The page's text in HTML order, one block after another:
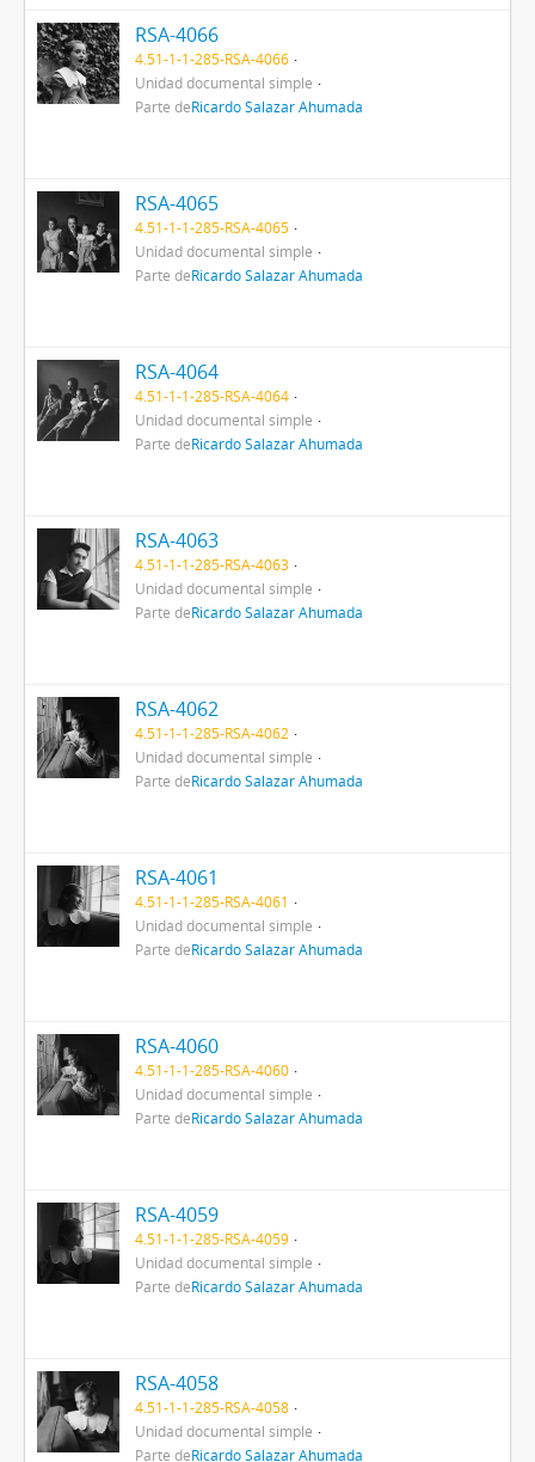
RSA-4066
4.51-1-1-285-RSA-4066
Unidad documental simple
Parte deRicardo Salazar Ahumada
RSA-4065
4.51-1-1-285-RSA-4065
Unidad documental simple
Parte deRicardo Salazar Ahumada
RSA-4064
4.51-1-1-285-RSA-4064
Unidad documental simple
Parte deRicardo Salazar Ahumada
RSA-4063
4.51-1-1-285-RSA-4063
Unidad documental simple
Parte deRicardo Salazar Ahumada
RSA-4062
4.51-1-1-285-RSA-4062
Unidad documental simple
Parte deRicardo Salazar Ahumada
RSA-4061
4.51-1-1-285-RSA-4061
Unidad documental simple
Parte deRicardo Salazar Ahumada
RSA-4060
4.51-1-1-285-RSA-4060
Unidad documental simple
Parte deRicardo Salazar Ahumada
RSA-4059
4.51-1-1-285-RSA-4059
Unidad documental simple
Parte deRicardo Salazar Ahumada
RSA-4058
4.51-1-1-285-RSA-4058
Unidad documental simple
Parte deRicardo Salazar Ahumada